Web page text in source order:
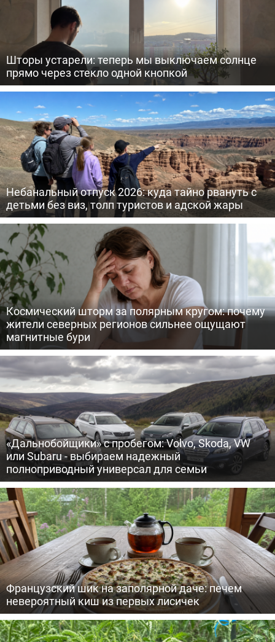
Шторы устарели: теперь мы выключаем солнце
прямо через стекло одной кнопкой
Небанальный отпуск 2026: куда тайно рвануть с
детьми без виз, толп туристов и адской жары
Космический шторм за полярным кругом: почему
жители северных регионов сильнее ощущают
магнитные бури
«Дальнобойщики» с пробегом: Volvo, Skoda, VW
или Subaru - выбираем надежный
полноприводный универсал для семьи
Французский шик на заполярной даче: печем
невероятный киш из первых лисичек